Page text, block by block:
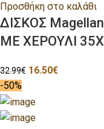
Προσθήκη στο καλάθι
ΔΙΣΚΟΣ
ΜΕ ΧΕΡΟΥΛΙ
32.99€ 16.50€
-50%